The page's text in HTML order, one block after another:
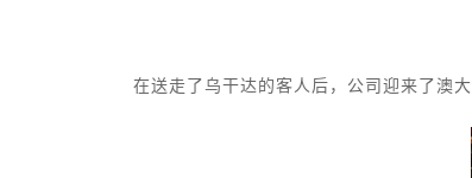
在送走了乌干达的客人后，公司迎来了澳大